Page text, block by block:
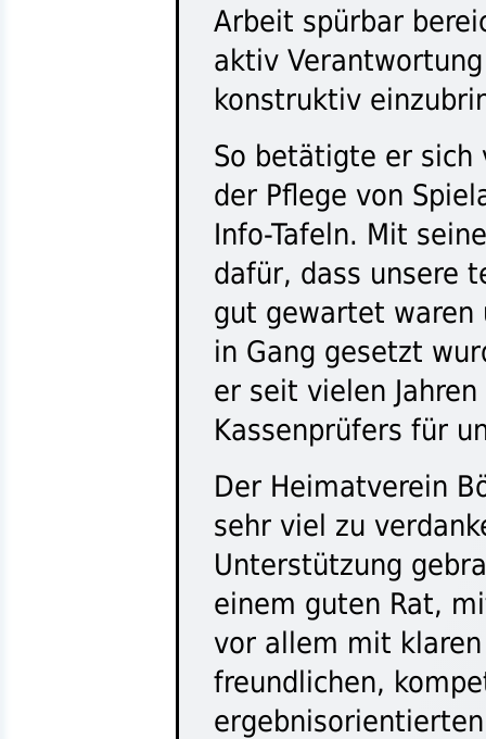
Arbeit spürbar
aktiv
konstruktiv
So betätigte er sich
der Pflege von
Info-Tafeln. Mit
dafür, dass unsere
gut gewartet waren
in Gang gesetzt
er seit vielen
Kassenprüfers für
Der Heimatverein
sehr viel zu
Unterstützung
einem guten Rat,
vor allem mit
freundlichen,